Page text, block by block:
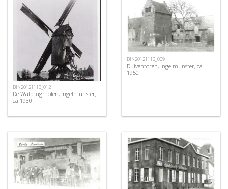
BIN20121113_012
De Walbrugmolen, Ingelmunster,
ca 1930
BIN20121113_009
Duiventoren, Ingelmunster, ca
1950